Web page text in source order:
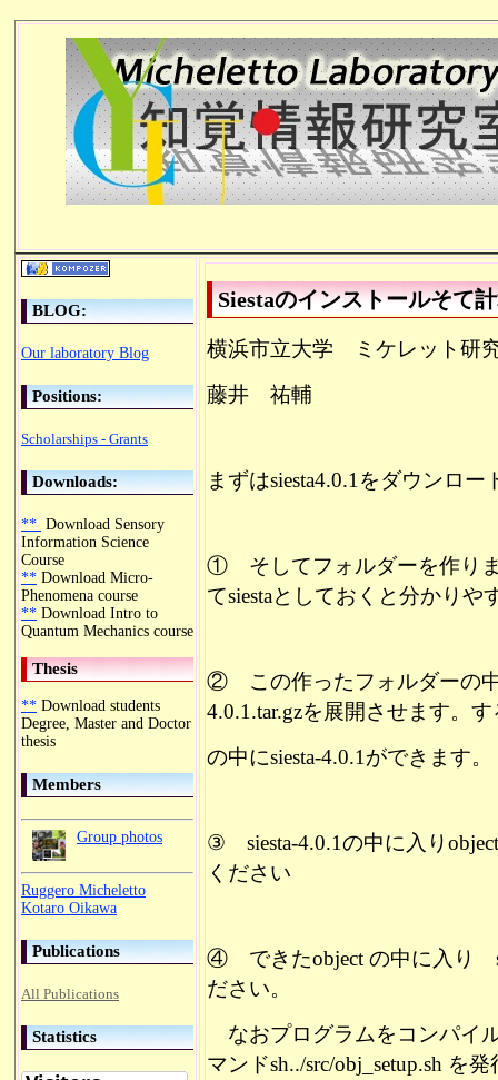
BLOG:
Our laboratory Blog
Positions:
Scholarships - Grants
Downloads:
** Download Sensory
Information Science
Course
** Download Micro-
Phenomena course
** Download Intro to
Quantum Mechanics course
Thesis
** Download students
Degree, Master and Doctor
thesis
Members
Group photos
Ruggero Micheletto
Kotaro Oikawa
Publications
All Publications
Statistics
Siestaのインストールそて
横浜市立大学 ミケレット研
藤井 祐輔
まずはsiesta4.0.1をダウンロ
① そしてフォルダーを作り
てsiestaとしておくと分かりや
② この作ったフォルダーの中
4.0.1.tar.gzを展開させます。
の中にsiesta-4.0.1ができます。
③ siesta-4.0.1の中に入り
ください
④ できたobject の中に入り
ださい。
なおプログラムをコンパイ
マンドsh../src/obj_setup.sh を